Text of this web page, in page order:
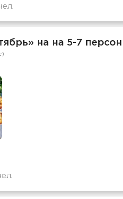
на на 5-7 персон